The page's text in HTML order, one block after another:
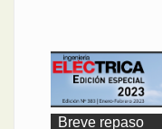
Breve repaso